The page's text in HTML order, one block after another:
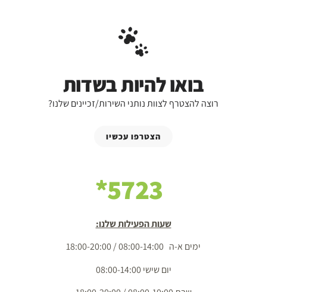
בואו להיות בשדות
רוצה להצטרף לצוות נותני השירות/זכיינים שלנו?
הצטרפו עכשיו
5723*
שעות הפעילות שלנו:
ימים א-ה 08:00-14:00 / 18:00-20:00
יום שישי 08:00-14:00